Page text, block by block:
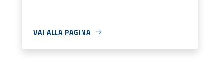
VAI ALLA PAGINA